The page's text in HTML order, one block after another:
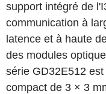
support intégré de
communication à
latence et à haute
des modules
série GD32E512
compact de 3 × 3